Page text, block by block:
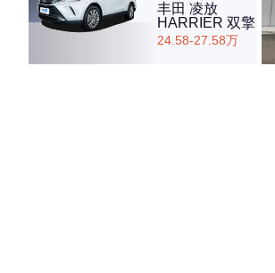
丰田 凌放
HARRIER 双擎
24.58-27.58万